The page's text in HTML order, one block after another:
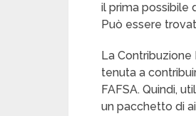
il prima possibile
Può essere
La Contribuzione
tenuta a
FAFSA. Quindi,
un pacchetto di